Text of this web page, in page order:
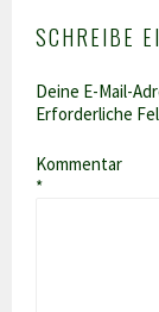
SCHREIBE
Deine E-Mail-
Erforderliche
Kommentar
*